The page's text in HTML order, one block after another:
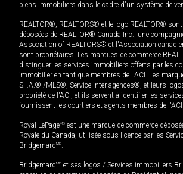
biens immobiliers dans le cadre d'un système de
REALTOR®, REALTORS® et le logo REALTOR®
déposées de REALTOR® Canada Inc., une
Association of REALTORS® et l'Association
sont propriétaires. Les marques de commerce
distinguer les services immobiliers offerts par les
immobilier en tant que membres de l'ACI. Les
S.I.A.® /MLS®, Service inter-agences®, et leurs
propriété de l'ACI, et ils servent à identifier les
fournissent les courtiers et agents membres de l'ACI.
Royal LePageMD est une marque de commerce
Royale du Canada, utilisée sous licence par les
BridgemarqMD.
BridgemarqMD et ses logos / Services immobiliers